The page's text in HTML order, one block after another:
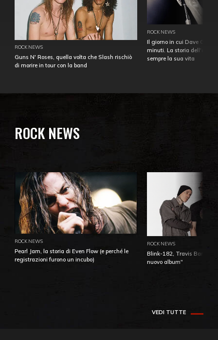
ROCK NEWS
Guns N' Roses, quella volta che Slash rischiò
di morire in tour con la band
ROCK NEWS
Il giorno in cui Dave
minuti. La storia
sempre la sua vita
ROCK NEWS
ROCK NEWS
Pearl Jam, la storia di Even Flow (e perché le
registrazioni furono un incubo)
ROCK NEWS
Blink-182, Travis Barker:
nuovo album"
VEDI TUTTE